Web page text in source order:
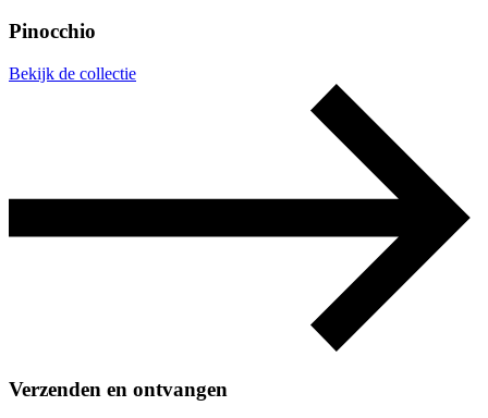
Pinocchio
Bekijk de collectie
Verzenden en ontvangen